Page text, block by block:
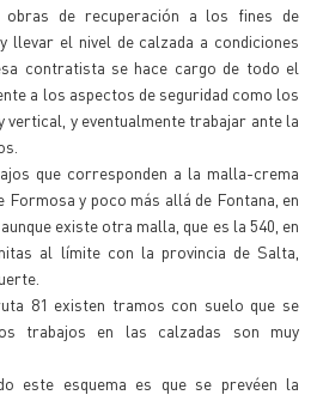
obras de recuperación a los fines de
llevar el nivel de calzada a condiciones
contratista se hace cargo de todo el
a los aspectos de seguridad como los
y eventualmente trabajar ante la
que corresponden a la malla-crema
Formosa y poco más allá de Fontana, en
existe otra malla, que es la 540, en
al límite con la provincia de Salta,
81 existen tramos con suelo que se
trabajos en las calzadas son muy
este esquema es que se prevéen la